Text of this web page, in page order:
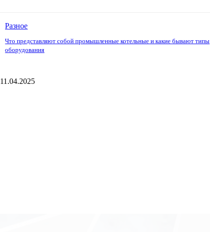
Разное
Что представляют собой промышленные котельные и какие бывают типы
оборудования
11.04.2025